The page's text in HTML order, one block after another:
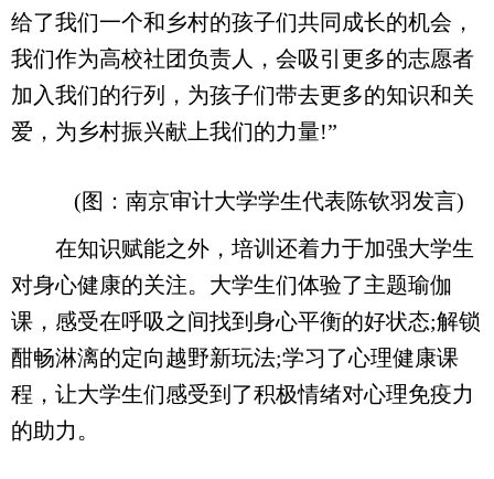
给了我们一个和乡村的孩子们共同成长的机会，
我们作为高校社团负责人，会吸引更多的志愿者
加入我们的行列，为孩子们带去更多的知识和关
爱，为乡村振兴献上我们的力量!”
(图：南京审计大学学生代表陈钦羽发言)
在知识赋能之外，培训还着力于加强大学生
对身心健康的关注。大学生们体验了主题瑜伽
课，感受在呼吸之间找到身心平衡的好状态;解锁
酣畅淋漓的定向越野新玩法;学习了心理健康课
程，让大学生们感受到了积极情绪对心理免疫力
的助力。